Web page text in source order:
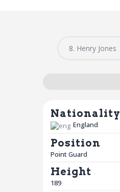
Communication
Nationality
England
Position
Point Guard
Height
189